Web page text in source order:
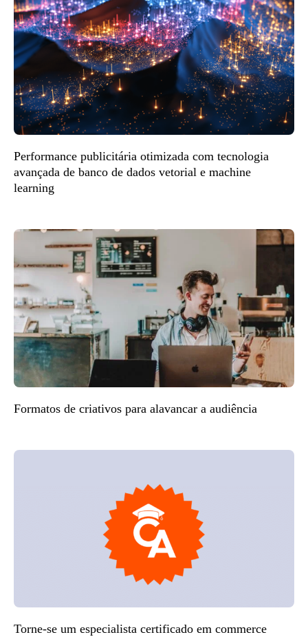
Performance publicitária otimizada com tecnologia
avançada de banco de dados vetorial e machine
learning
Formatos de criativos para alavancar a audiência
Torne-se um especialista certificado em commerce